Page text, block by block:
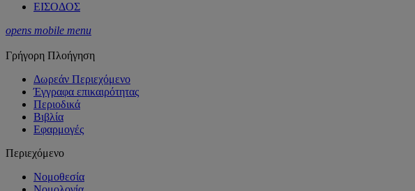
ΕΙΣΟΔΟΣ
opens mobile menu
Γρήγορη Πλοήγηση
Δωρεάν Περιεχόμενο
Έγγραφα επικαιρότητας
Περιοδικά
Βιβλία
Εφαρμογές
Περιεχόμενο
Νομοθεσία